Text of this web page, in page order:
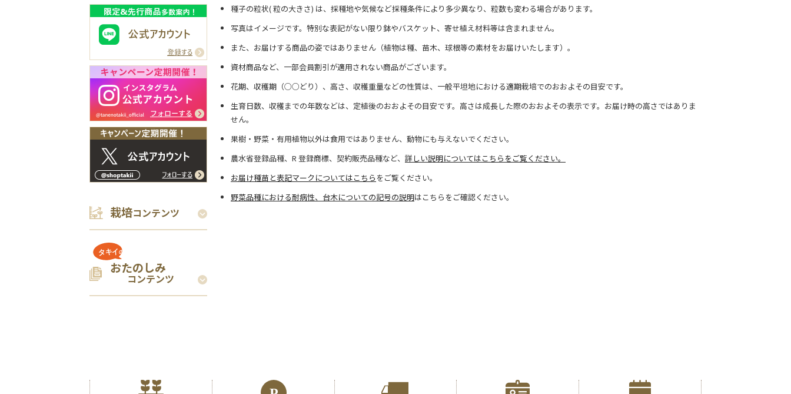
栽培コンテンツ
おたのしみ
コンテンツ
種子の粒状( 粒の大きさ) は、採種地や気候など採種条件により多少異なり、粒数も変わる場合があります。
写真はイメージです。特別な表記がない限り鉢やバスケット、寄せ植え材料等は含まれません。
また、お届けする商品の姿ではありません（植物は種、苗木、球根等の素材をお届けいたします）。
資材商品など、一部会員割引が適用されない商品がございます。
花期、収穫期（○○どり）、高さ、収穫重量などの性質は、一般平坦地における適期栽培でのおおよその目安です。
生育日数、収穫までの年数などは、定植後のおおよその目安です。高さは成長した際のおおよその表示です。お届け時の高さではありま
せん。
果樹・野菜・有用植物以外は食用ではありません、動物にも与えないでください。
農水省登録品種、R 登録商標、契約販売品種など、 詳しい説明についてはこちらをご覧ください。
お届け種苗と表記マークについてはこちら をご覧ください。
野菜品種における耐病性、台木についての記号の説明はこちらをご確認ください。